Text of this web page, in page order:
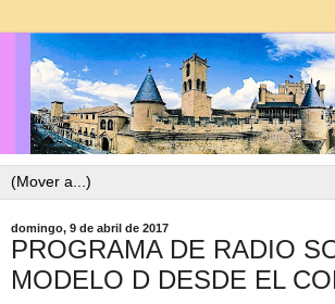
domingo, 9 de abril de 2017
PROGRAMA DE RADIO
MODELO D DESDE EL